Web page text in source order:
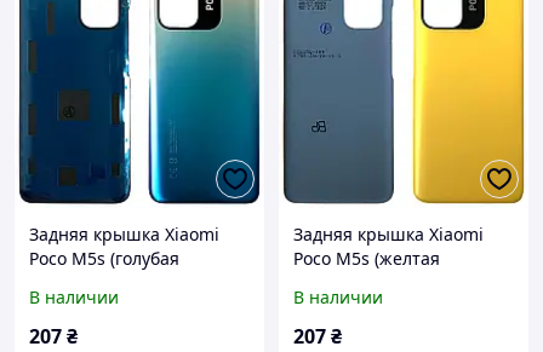
Задняя крышка Xiaomi
Poco M5s (голубая
В наличии
207₴
Задняя крышка Xiaomi
Poco M5s (желтая
В наличии
207₴